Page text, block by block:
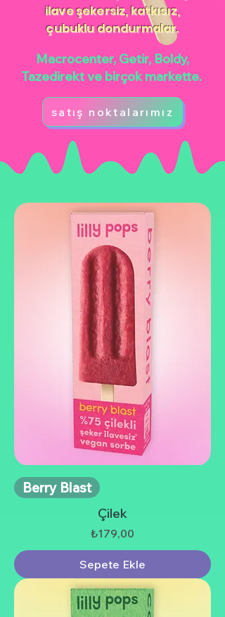
ilave şekersiz, katkısız,
çubuklu dondurmalar.
Macrocenter, Getir, Boldy,
Tazedirekt ve birçok markette.
satış noktalarımız
Berry Blast
Çilek
Fiyat
₺179,00
Sepete Ekle